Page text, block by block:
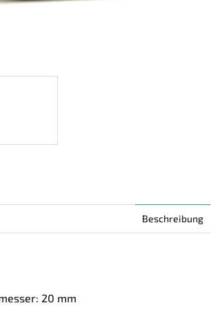
Beschreibung
20 mm